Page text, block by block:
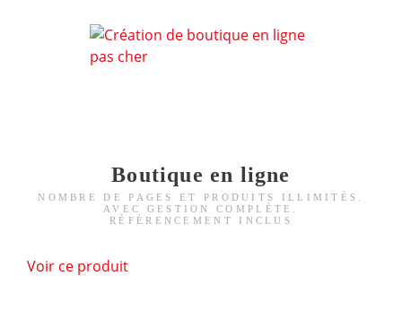
Boutique en ligne
NOMBRE DE PAGES ET PRODUITS ILLIMITÉS.
AVEC GESTION COMPLÈTE.
RÉFÉRENCEMENT INCLUS
Voir ce produit